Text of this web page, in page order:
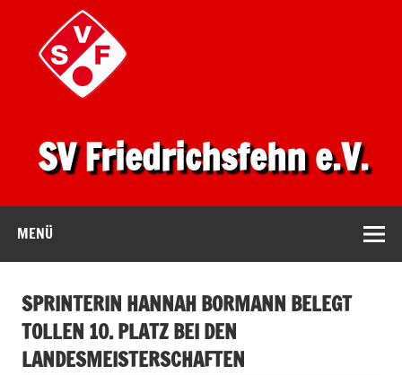
SV Friedrichsfehn e.V.
MENÜ
SPRINTERIN HANNAH BORMANN BELEGT
TOLLEN 10. PLATZ BEI DEN
LANDESMEISTERSCHAFTEN